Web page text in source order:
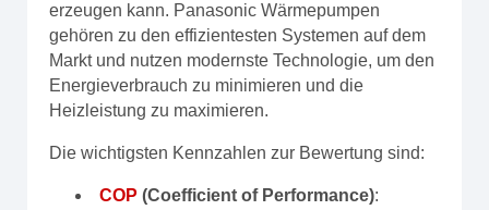
erzeugen kann. Panasonic Wärmepumpen
gehören zu den effizientesten Systemen auf dem
Markt und nutzen modernste Technologie, um den
Energieverbrauch zu minimieren und die
Heizleistung zu maximieren.
Die wichtigsten Kennzahlen zur Bewertung sind:
COP (Coefficient of Performance):